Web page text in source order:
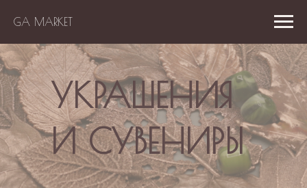
GA MARKET
УКРАШЕНИЯ
И СУВЕНИРЫ